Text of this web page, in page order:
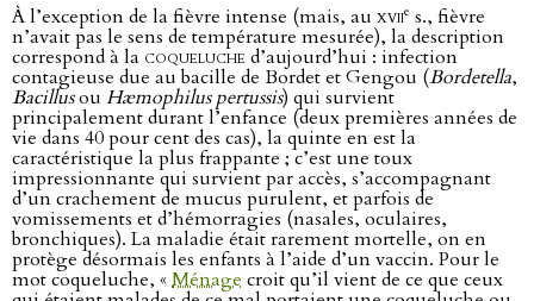
À l’exception de la fièvre intense (mais, au xviie s., fièvre
n’avait pas le sens de température mesurée), la description
correspond à la coqueluche d’aujourd’hui : infection
contagieuse due au bacille de Bordet et Gengou (Bordetella,
Bacillusou Hæmophilus pertussis) qui survient
principalement durant l’enfance (deux premières années de
vie dans 40 pour cent des cas), la quinte en est la
caractéristique la plus frappante ; c’est une toux
impressionnante qui survient par accès, s’accompagnant
d’un crachement de mucus purulent, et parfois de
vomissements et d’hémorragies (nasales, oculaires,
bronchiques). La maladie était rarement mortelle, on en
protège désormais les enfants à l’aide d’un vaccin. Pour le
mot coqueluche, «Ménage croit qu’il vient de ce que ceux